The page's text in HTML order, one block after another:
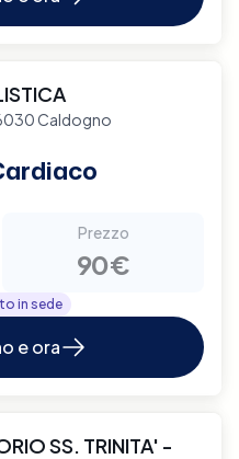
Caldogno
Prezzo
90€
in sede
e ora
SS. TRINITA' -